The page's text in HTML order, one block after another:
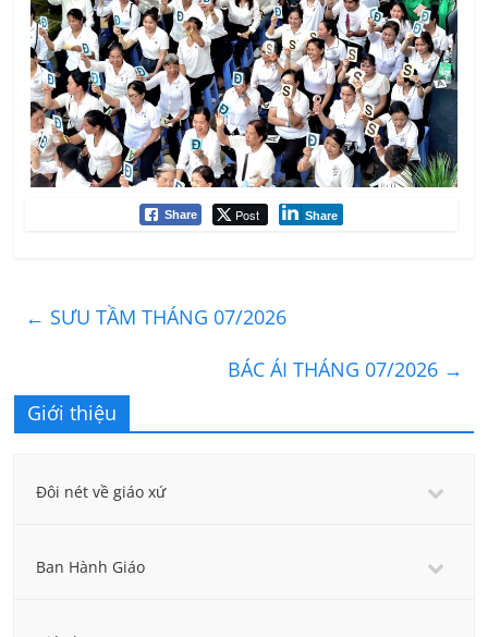
Share Post Share
← SƯU TẦM THÁNG 07/2026
BÁC ÁI THÁNG 07/2026 →
Giới thiệu
Đôi nét về giáo xứ
Ban Hành Giáo